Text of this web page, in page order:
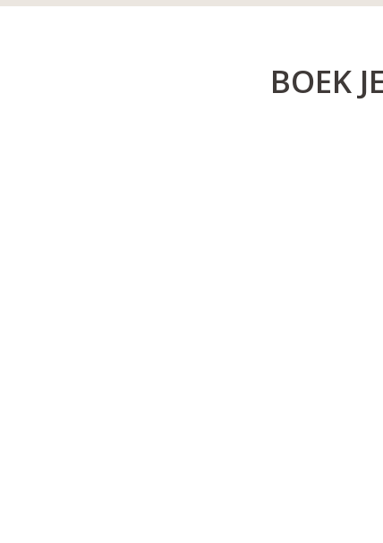
BOEK